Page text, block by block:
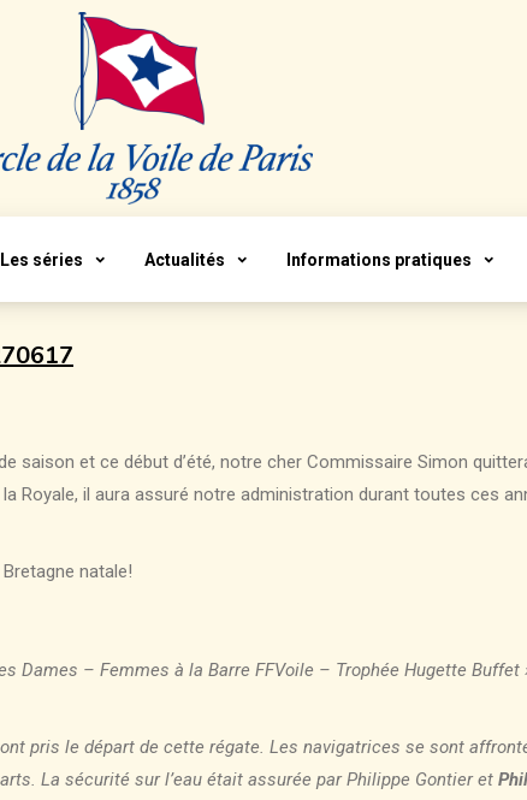
Les séries Actualités Informations pratiques
saison et ce début d’été, notre cher Commissaire Simon
Royale, il aura assuré notre administration durant toutes ces
natale!
Dames – Femmes à la Barre FFVoile – Trophée Hugette
pris le départ de cette régate. Les navigatrices se sont
La sécurité sur l’eau était assurée par Philippe Gontier et